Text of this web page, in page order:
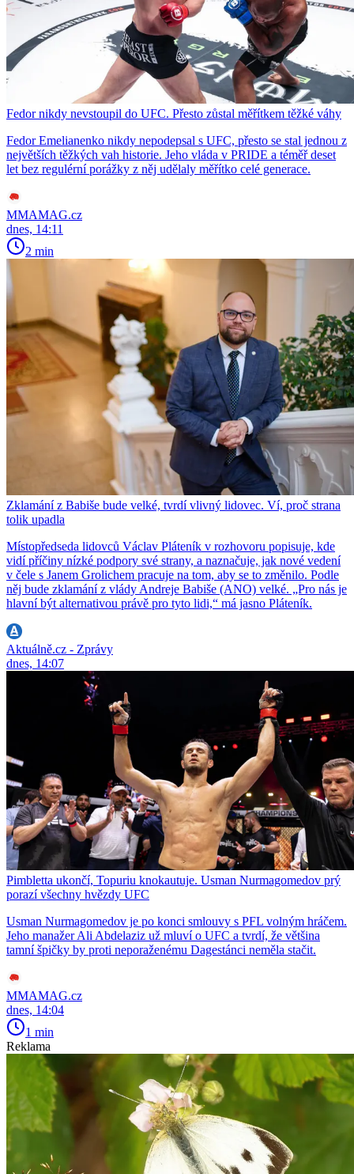
Fedor nikdy nevstoupil do UFC. Přesto zůstal měřítkem těžké váhy
Fedor Emelianenko nikdy nepodepsal s UFC, přesto se stal jednou z
největších těžkých vah historie. Jeho vláda v PRIDE a téměř deset
let bez regulérní porážky z něj udělaly měřítko celé generace.
MMAMAG.cz
dnes, 14:11
2 min
Zklamání z Babiše bude velké, tvrdí vlivný lidovec. Ví, proč strana
tolik upadla
Místopředseda lidovců Václav Pláteník v rozhovoru popisuje, kde
vidí příčiny nízké podpory své strany, a naznačuje, jak nové vedení
v čele s Janem Grolichem pracuje na tom, aby se to změnilo. Podle
něj bude zklamání z vlády Andreje Babiše (ANO) velké. „Pro nás je
hlavní být alternativou právě pro tyto lidi,“ má jasno Pláteník.
Aktuálně.cz - Zprávy
dnes, 14:07
Pimbletta ukončí, Topuriu knokautuje. Usman Nurmagomedov prý
porazí všechny hvězdy UFC
Usman Nurmagomedov je po konci smlouvy s PFL volným hráčem.
Jeho manažer Ali Abdelaziz už mluví o UFC a tvrdí, že většina
tamní špičky by proti neporaženému Dagestánci neměla stačit.
MMAMAG.cz
dnes, 14:04
1 min
Reklama